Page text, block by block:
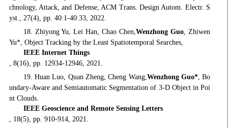
chnology, Attack, and Defense, ACM Trans. Design Autom. Electr. S
yst., 27(4), pp. 40:1-40:33, 2022.
18. Zhiyong Yu, Lei Han, Chao Chen,Wenzhong Guo, Zhiwen
Yu*, Object Tracking by the Least Spatiotemporal Searches,
IEEE Internet Things
, 8(16), pp. 12934-12946, 2021.
19. Huan Luo, Quan Zheng, Cheng Wang, Wenzhong Guo*, Bo
undary-Aware and Semiautomatic Segmentation of 3-D Object in Poi
nt Clouds.
IEEE Geoscience and Remote Sensing Letters
, 18(5), pp. 910-914, 2021.